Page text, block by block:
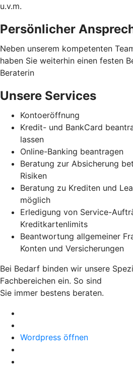
u.v.m.
Persönlicher
Neben unserem kompetenten
haben Sie weiterhin einen festen
Beraterin
Unsere Services
Kontoeröffnung
Kredit- und BankCard
lassen
Online-Banking beantragen
Beratung zur Absicherung
Risiken
Beratung zu Krediten und
möglich
Erledigung von Service-
Kreditkartenlimits
Beantwortung allgemeiner
Konten und Versicherungen
Bei Bedarf binden wir unsere
Fachbereichen ein. So sind
Sie immer bestens beraten.
Wordpress öffnen